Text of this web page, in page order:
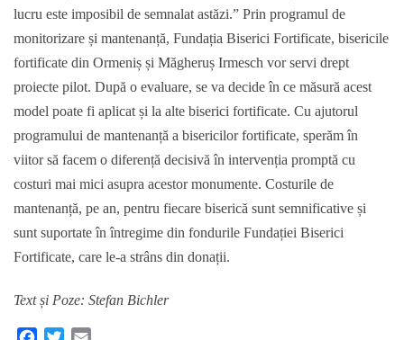
lucru este imposibil de semnalat astăzi.” Prin programul de
monitorizare și mantenanță, Fundația Biserici Fortificate, bisericile
fortificate din Ormeniș și Măgheruș Irmesch vor servi drept
proiecte pilot. După o evaluare, se va decide în ce măsură acest
model poate fi aplicat și la alte biserici fortificate. Cu ajutorul
programului de mantenanță a bisericilor fortificate, sperăm în
viitor să facem o diferență decisivă în intervenția promptă cu
costuri mai mici asupra acestor monumente. Costurile de
mantenanță, pe an, pentru fiecare biserică sunt semnificative și
sunt suportate în întregime din fondurile Fundației Biserici
Fortificate, care le-a strâns din donații.
Text și Poze: Stefan Bichler